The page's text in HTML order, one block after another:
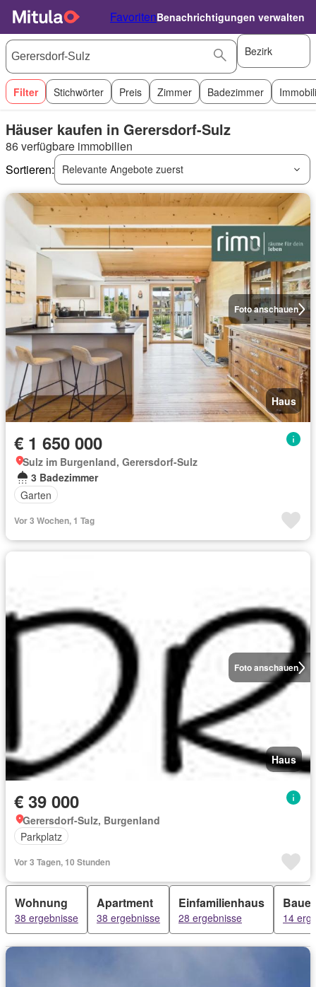
FavoritenBenachrichtigungen verwalten
Bezirk
Filter Stichwörter Preis Zimmer Badezimmer
Häuser kaufen in Gerersdorf-Sulz
86 verfügbare immobilien
Sortieren:
Relevante Angebote zuerst
Foto anschauen
Haus
€ 1 650 000
Sulz im Burgenland, Gerersdorf-Sulz
3 Badezimmer
Garten
Vor 3 Wochen, 1 Tag
Foto anschauen
Haus
€ 39 000
Gerersdorf-Sulz, Burgenland
Parkplatz
Vor 3 Tagen, 10 Stunden
Wohnung
38 ergebnisse
Apartment
38 ergebnisse
Einfamilienhaus
28 ergebnisse 14